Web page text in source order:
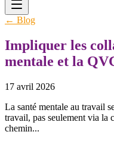
← Blog
Impliquer les
mentale et la
17 avril 2026
La santé mentale au travail
travail, pas seulement via la
chemin...